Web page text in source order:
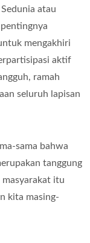
atau
mengakhiri
aktif
ramah
seluruh lapisan
sama bahwa
tanggung
itu
kita masing-